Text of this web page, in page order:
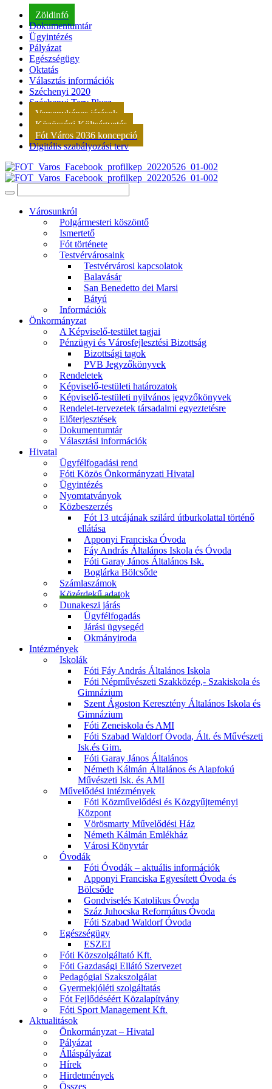
Zöldinfó
Dokumentumtár
Ügyintézés
Pályázat
Egészségügy
Oktatás
Választás információk
Széchenyi 2020
Széchenyi Terv Plusz
Versenyképes járások
Közösségi Költségvetés
Fót Város 2036 koncepció
Digitális szabályozási terv
Városunkról
Polgármesteri köszöntő
Ismertető
Fót története
Testvérvárosaink
Testvérvárosi kapcsolatok
Balavásár
San Benedetto dei Marsi
Bátyú
Információk
Önkormányzat
A Képviselő-testület tagjai
Pénzügyi és Városfejlesztési Bizottság
Bizottsági tagok
PVB Jegyzőkönyvek
Rendeletek
Képviselő-testületi határozatok
Képviselő-testületi nyilvános jegyzőkönyvek
Rendelet-tervezetek társadalmi egyeztetésre
Előterjesztések
Dokumentumtár
Választási információk
Hivatal
Ügyfélfogadási rend
Fóti Közös Önkormányzati Hivatal
Ügyintézés
Nyomtatványok
Közbeszerzés
Fót 13 utcájának szilárd útburkolattal történő
ellátása
Apponyi Franciska Óvoda
Fáy András Általános Iskola és Óvoda
Fóti Garay János Általános Isk.
Boglárka Bölcsőde
Számlaszámok
Közérdekű adatok
Dunakeszi járás
Ügyfélfogadás
Járási ügysegéd
Okmányiroda
Intézmények
Iskolák
Fóti Fáy András Általános Iskola
Fóti Népművészeti Szakközép,- Szakiskola és
Gimnázium
Szent Ágoston Keresztény Általános Iskola és
Gimnázium
Fóti Zeneiskola és AMI
Fóti Szabad Waldorf Óvoda, Ált. és Művészeti
Isk.és Gim.
Fóti Garay János Általános
Németh Kálmán Általános és Alapfokú
Művészeti Isk. és AMI
Művelődési intézmények
Fóti Közművelődési és Közgyűjteményi
Központ
Vörösmarty Művelődési Ház
Németh Kálmán Emlékház
Városi Könyvtár
Óvodák
Fóti Óvodák – aktuális információk
Apponyi Franciska Egyesített Óvoda és
Bölcsőde
Gondviselés Katolikus Óvoda
Száz Juhocska Református Óvoda
Fóti Szabad Waldorf Óvoda
Egészségügy
ESZEI
Fóti Közszolgáltató Kft.
Fóti Gazdasági Ellátó Szervezet
Pedagógiai Szakszolgálat
Gyermekjóléti szolgáltatás
Fót Fejlődéséért Közalapítvány
Fóti Sport Management Kft.
Aktualitások
Önkormányzat – Hivatal
Pályázat
Álláspályázat
Hírek
Hirdetmények
Összes